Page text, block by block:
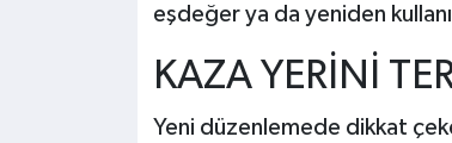
eşdeğer ya da yeniden
KAZA YERİNİ
Yeni düzenlemede dikkat